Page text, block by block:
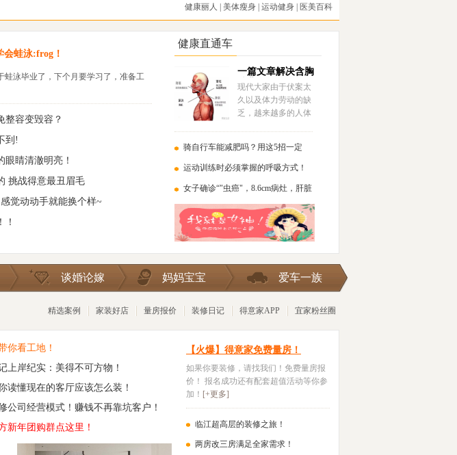
健康丽人 美体瘦身 运动健身 医美百科
会蛙泳:frog！
蛙泳毕业了，下个月要学习了，准备工
整容变毁容？
到!
眼睛清澈明亮！
挑战得意最丑眉毛
觉动动手就能换个样~
！
健康直通车
一篇文章解决含胸
驼背的问题！
现代大家由于伏案太
久以及体力劳动的缺
乏，越来越多的人体
骑自行车能减肥吗？用这5招一定
瘦！运动训练时必须掌握的呼吸方式！
女子确诊“"虫癌"，8.6cm病灶，肝脏
险被
谈婚论嫁 妈妈宝宝 爱车一族
精选案例 家装好店 量房报价 装修日记 得意家APP 宜家粉丝圈
你看工地！
上岸纪实：美得不可方物！
读懂现在的客厅应该怎么装！
公司经营模式！赚钱不再靠坑客户！
新年团购群点这里！
【火爆】得意家免费量房！
如果你要装修，请找我们！免费量房报
价！ 报名成功还有配套超值活动等你参
加！ [+更多]
临江超高层的装修之旅！
两房改三房满足全家需求！